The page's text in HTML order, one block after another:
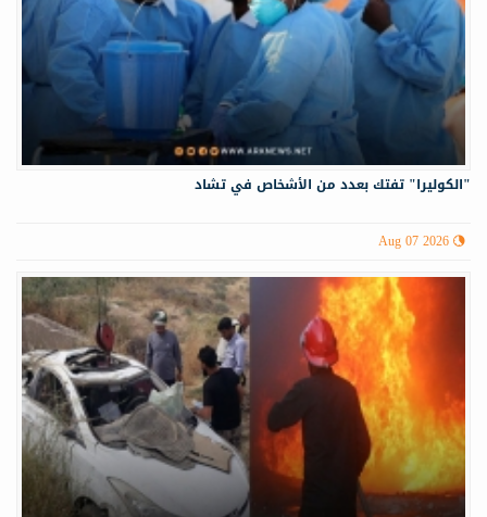
"الكوليرا" تفتك بعدد من الأشخاص في تشاد
Aug 07 2026